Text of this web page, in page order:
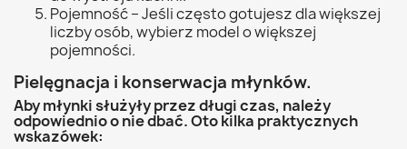
Pojemność – Jeśli często gotujesz dla większej
liczby osób, wybierz model o większej
pojemności.
Pielęgnacja i konserwacja młynków.
Aby młynki służyły przez długi czas, należy
odpowiednio o nie dbać. Oto kilka praktycznych
wskazówek: